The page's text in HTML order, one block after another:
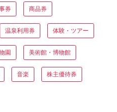
券 商品券
温泉利用券 体験・ツアー
園 美術館・博物館
音楽 株主優待券